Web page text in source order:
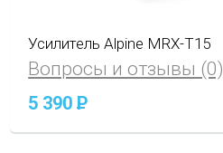
Усилитель Alpine MRX-T15
Вопросы и отзывы (0)
5 390P